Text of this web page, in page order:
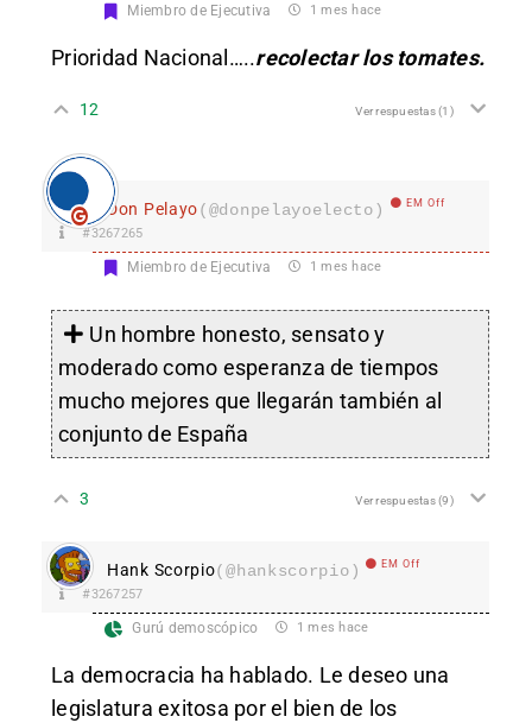
Miembro de Ejecutiva 1 mes hace
Prioridad Nacional…..recolectar los tomates.
12 Ver respuestas(1)
Don Pelayo(@donpelayoelecto) EM Off
#3267265
Miembro de Ejecutiva 1 mes hace
Un hombre honesto, sensato y
moderado como esperanza de tiempos
mucho mejores que llegarán también al
conjunto de España
3 Ver respuestas(9)
Hank Scorpio(@hankscorpio) EM Off
#3267257
Gurú demoscópico 1 mes hace
La democracia ha hablado. Le deseo una
legislatura exitosa por el bien de los